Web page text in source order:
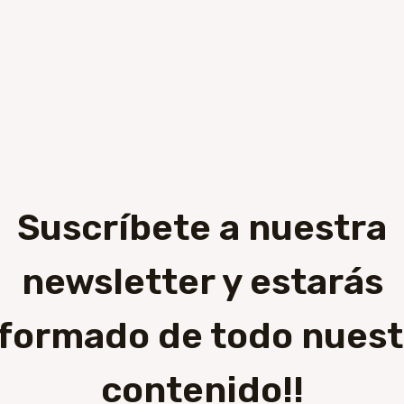
Suscríbete a nuestra
newsletter y estarás
de todo
contenido!!